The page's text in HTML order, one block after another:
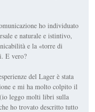
ho individuato
e naturale e istintivo,
e la «torre di
E vero?
del Lager è stata
e mi ha molto colpito il
leggo molti libri sulla
ho trovato descritto tutto